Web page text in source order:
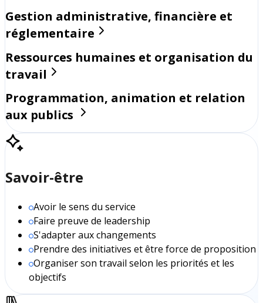
Gestion administrative, financière et
réglementaire
Ressources humaines et organisation du
travail
Programmation, animation et relation
aux publics
Savoir-être
Avoir le sens du service
Faire preuve de leadership
S'adapter aux changements
Prendre des initiatives et être force de proposition
Organiser son travail selon les priorités et les
objectifs